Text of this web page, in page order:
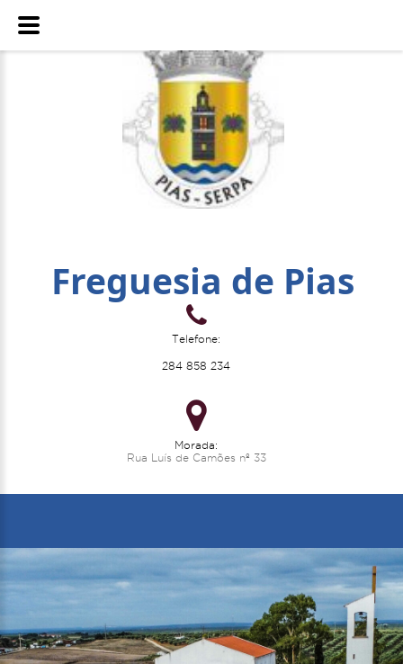
Freguesia de Pias
Telefone:
284 858 234
Morada:
Rua Luís de Camões nº 33